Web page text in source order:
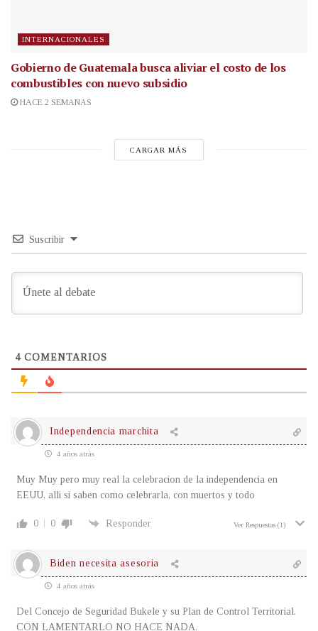
INTERNACIONALES
Gobierno de Guatemala busca aliviar el costo de los
combustibles con nuevo subsidio
HACE 2 SEMANAS
CARGAR MÁS
Suscribir
4COMENTARIOS
Independencia marchita
4 años atrás
Muy Muy pero muy real la celebracion de la independencia en
EEUU, alli si saben como celebrarla, con muertos y todo
0 0 Responder Ver Respuestas (1)
Biden necesita asesoria
4 años atrás
Del Concejo de Seguridad Bukele y su Plan de Control Territorial.
CON LAMENTARLO NO HACE NADA.